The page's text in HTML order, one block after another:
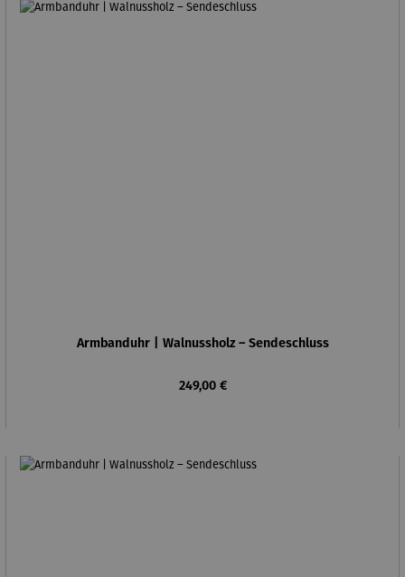
Armbanduhr | Walnussholz – Sendeschluss
Regulärer Preis:
249,00 €